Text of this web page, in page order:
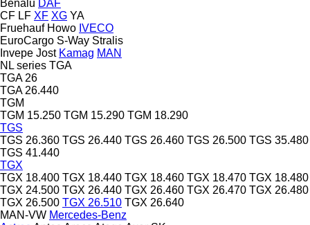
Benalu DAF
CF LF XF XG YA
Fruehauf Howo IVECO
EuroCargo S-Way Stralis
Invepe Jost Kamag MAN
NL series TGA
TGA 26
TGA 26.440
TGM
TGM 15.250 TGM 15.290 TGM 18.290
TGS
TGS 26.360 TGS 26.440 TGS 26.460 TGS 26.500 TGS 35.480
TGS 41.440
TGX
TGX 18.400 TGX 18.440 TGX 18.460 TGX 18.470 TGX 18.480
TGX 24.500 TGX 26.440 TGX 26.460 TGX 26.470 TGX 26.480
TGX 26.500 TGX 26.510 TGX 26.640
MAN-VW Mercedes-Benz